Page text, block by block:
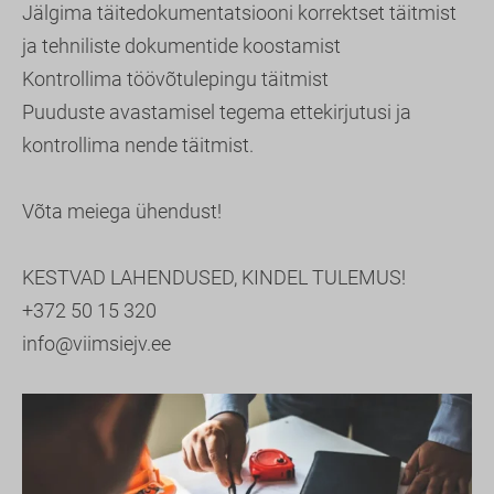
Jälgima täitedokumentatsiooni korrektset täitmist
ja tehniliste dokumentide koostamist
Kontrollima töövõtulepingu täitmist
Puuduste avastamisel tegema ettekirjutusi ja
kontrollima nende täitmist.
Võta meiega ühendust!
KESTVAD LAHENDUSED, KINDEL TULEMUS!
+372 50 15 320
info@viimsiejv.ee